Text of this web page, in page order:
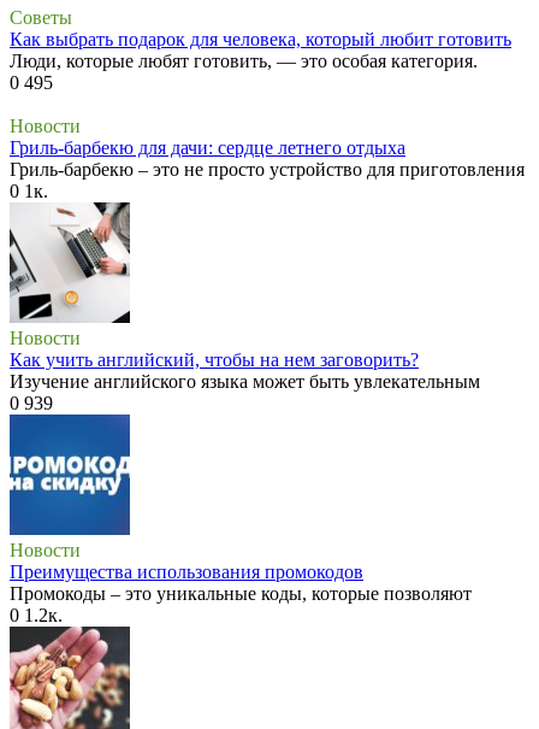
Советы
Как выбрать подарок для человека, который любит готовить
Люди, которые любят готовить, — это особая категория.
0 495
Новости
Гриль-барбекю для дачи: сердце летнего отдыха
Гриль-барбекю – это не просто устройство для приготовления
0 1к.
Новости
Как учить английский, чтобы на нем заговорить?
Изучение английского языка может быть увлекательным
0 939
Новости
Преимущества использования промокодов
Промокоды – это уникальные коды, которые позволяют
0 1.2к.